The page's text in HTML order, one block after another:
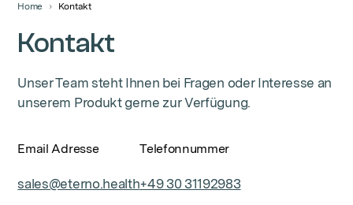
Home Kontakt
Kontakt
Unser Team steht Ihnen bei Fragen oder Interesse an
unserem Produkt gerne zur Verfügung.
Email Adresse
sales@eterno.health
Telefonnummer
+49 30 31192983